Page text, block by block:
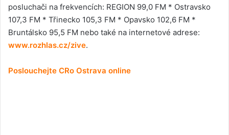
posluchači na frekvencích: REGION 99,0 FM * Ostravsko
107,3 FM * Třinecko 105,3 FM * Opavsko 102,6 FM *
Bruntálsko 95,5 FM nebo také na internetové adrese:
www.rozhlas.cz/zive.
Poslouchejte CRo Ostrava online